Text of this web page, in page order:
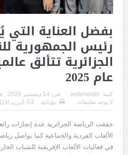
بفضل العناية التي
رئيس الجمهورية
الجزائرية تتألق
عام 2025
كتبه: webmaster فى: 14 ديسمبر 2025
لا يوجد تعليقات
طباعة البريد
حققت الرياضة الجزائرية عدة إنجازات
الألعاب الفردية والجماعية كما يواصل
في فعاليات الألعاب الإفريقية للشباب